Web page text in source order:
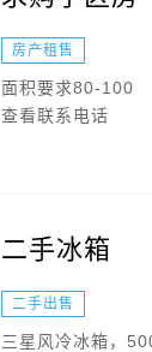
房产租售
面积要求80-100
查看联系电话
二手冰箱
二手出售
三星风冷冰箱，